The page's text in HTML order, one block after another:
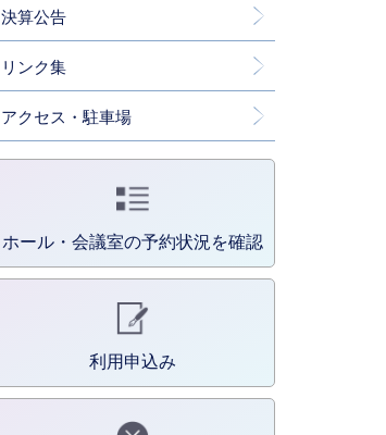
決算公告
リンク集
アクセス・駐車場
ホール・会議室の予約状況を確認
利用申込み